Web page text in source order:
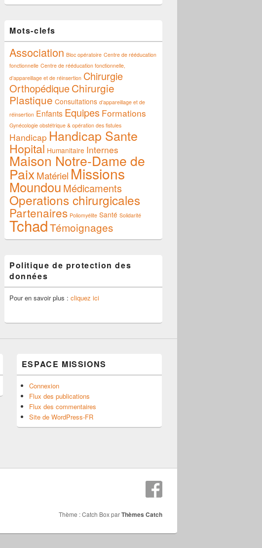
Mots-clefs
Association Bloc opératoire Centre de rééducation
fonctionnelle Centre de rééducation fonctionnelle,
d’appareillage et de réinsertion Chirurgie
OrthopédiqueChirurgie
Plastique Consultations d’appareillage et de
réinsertion Enfants Equipes Formations
Gynécologie obstétrique & opération des fistules
Handicap Handicap Sante
Hopital Humanitaire Internes
Maison Notre-Dame de
PaixMatériel Missions
Moundou Médicaments
Operations chirurgicales
Partenaires Poliomyélite Santé Solidarité
TchadTémoignages
Politique de protection des
données
Pour en savoir plus : cliquez ici
ESPACE MISSIONS
Connexion
Flux des publications
Flux des commentaires
Site de WordPress-FR
Thème : Catch Box parThèmes Catch